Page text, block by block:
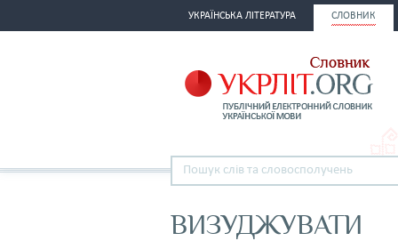
УКРАЇНСЬКА ЛІТЕРАТУРА СЛОВНИК
ВИЗУДЖУВАТИ